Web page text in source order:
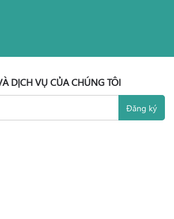
DỊCH VỤ CỦA CHÚNG TÔI